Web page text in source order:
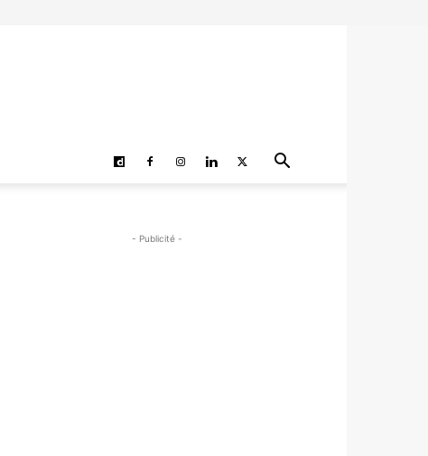
- Publicité -